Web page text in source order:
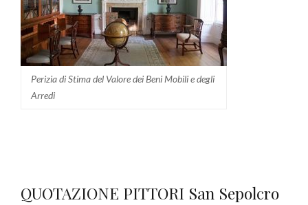
Perizia di Stima del Valore dei Beni Mobili e degli
Arredi
QUOTAZIONE PITTORI San Sepolcro